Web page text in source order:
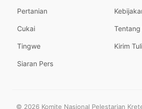
Pertanian
Cukai
Tingwe
Siaran Pers
Tentang
Kirim
© 2026 Komite Nasional Pelestarian